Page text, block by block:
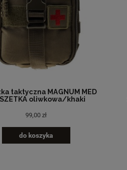
taktyczna MAGNUM MED
oliwkowa/khaki
99,00 zł
do koszyka